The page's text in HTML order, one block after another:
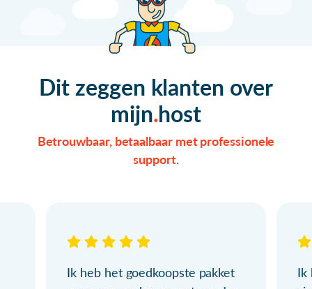
Dit zeggen klanten over
mijn host
Betrouwbaar, betaalbaar met professionele
support.
Ik heb het goedkoopste pakket
Ik